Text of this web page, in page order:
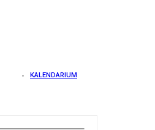
KALENDARIUM